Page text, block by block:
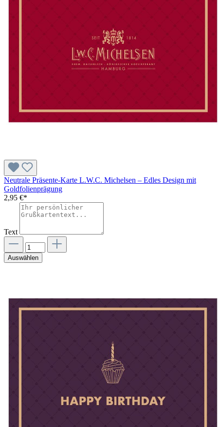
Neutrale Präsente-Karte L.W.C. Michelsen – Edles Design mit
Goldfolienprägung
2,95 €*
Text
Auswählen